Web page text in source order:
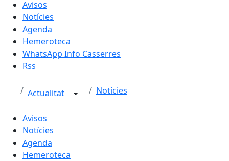
Avisos
Notícies
Agenda
Hemeroteca
WhatsApp Info Casserres
Rss
Actualitat Notícies
Avisos
Notícies
Agenda
Hemeroteca